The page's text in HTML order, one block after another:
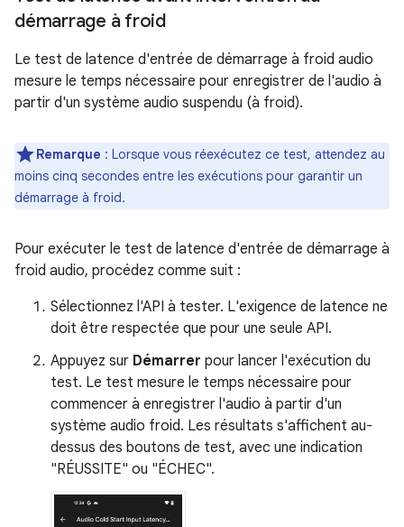
démarrage à froid
Le test de latence d'entrée de démarrage à froid audio
mesure le temps nécessaire pour enregistrer de l'audio à
partir d'un système audio suspendu (à froid).
Remarque : Lorsque vous réexécutez ce test, attendez au
moins cinq secondes entre les exécutions pour garantir un
démarrage à froid.
Pour exécuter le test de latence d'entrée de démarrage à
froid audio, procédez comme suit :
Sélectionnez l'API à tester. L'exigence de latence ne
doit être respectée que pour une seule API.
Appuyez sur Démarrer pour lancer l'exécution du
test. Le test mesure le temps nécessaire pour
commencer à enregistrer l'audio à partir d'un
système audio froid. Les résultats s'affichent au-
dessus des boutons de test, avec une indication
"RÉUSSITE" ou "ÉCHEC".